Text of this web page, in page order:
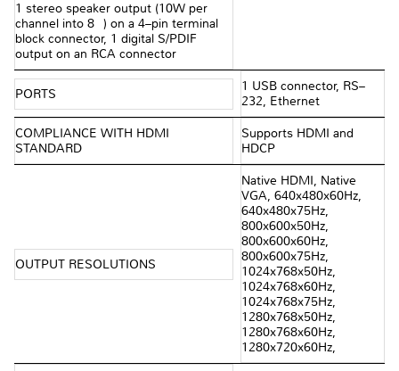
1 stereo speaker output (10W per
channel into 8Ω) on a 4–pin terminal
block connector, 1 digital S/PDIF
output on an RCA connector
PORTS
1 USB connector, RS–
232, Ethernet
COMPLIANCE WITH HDMI
STANDARD
Supports HDMI and
HDCP
OUTPUT RESOLUTIONS
Native HDMI, Native
VGA, 640x480x60Hz,
640x480x75Hz,
800x600x50Hz,
800x600x60Hz,
800x600x75Hz,
1024x768x50Hz,
1024x768x60Hz,
1024x768x75Hz,
1280x768x50Hz,
1280x768x60Hz,
1280x720x60Hz,